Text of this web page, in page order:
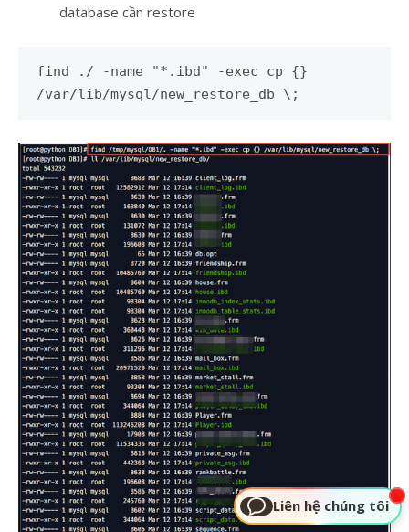
database cần restore
find ./ -name "*.ibd" -exec cp {}
/var/lib/mysql/new_restore_db \;
Liên hệ chúng tôi